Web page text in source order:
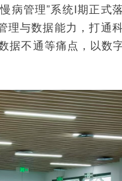
病管理”系统I期正式
理与数据能力，打通
据不通等痛点，以数